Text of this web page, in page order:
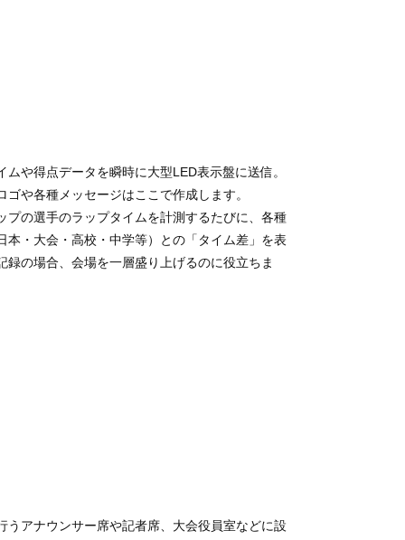
ムや得点データを瞬時に大型LED表示盤に送信。
ゴや各種メッセージはここで作成します。
プの選手のラップタイムを計測するたびに、各種
本・大会・高校・中学等）との「タイム差」を表
録の場合、会場を一層盛り上げるのに役立ちま
うアナウンサー席や記者席、大会役員室などに設